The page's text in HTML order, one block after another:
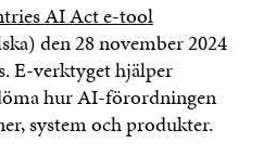
AI Act e-tool
den 28 november 2024
E-verktyget hjälper
hur AI-förordningen
system och produkter.